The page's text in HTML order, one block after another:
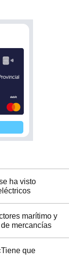
ha visto
marítimo y
mercancías
que